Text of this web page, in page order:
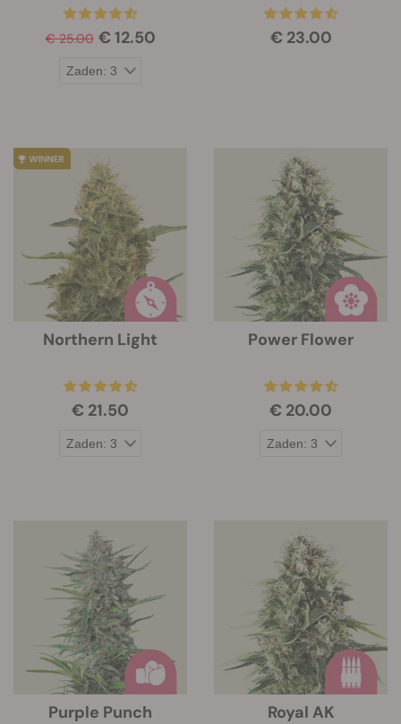
€ 25.00 € 12.50 € 23.00
Northern Light
€ 21.50
Power Flower
€ 20.00
Purple Punch Royal AK